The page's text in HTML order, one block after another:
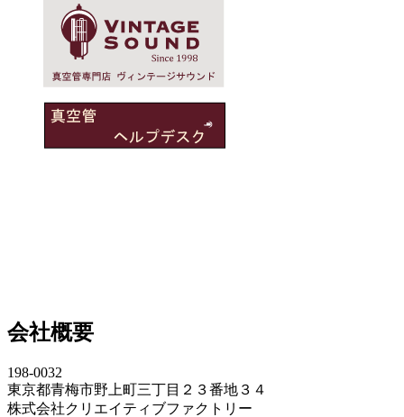
会社概要
198-0032
東京都青梅市野上町三丁目２３番地３４
株式会社クリエイティブファクトリー